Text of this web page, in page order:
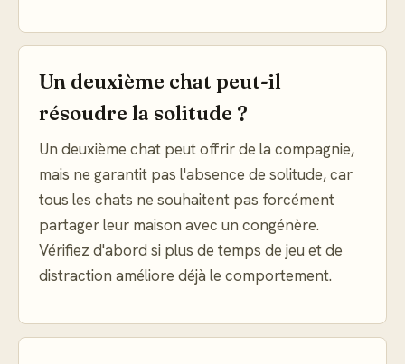
Un deuxième chat peut-il
résoudre la solitude ?
Un deuxième chat peut offrir de la compagnie,
mais ne garantit pas l'absence de solitude, car
tous les chats ne souhaitent pas forcément
partager leur maison avec un congénère.
Vérifiez d'abord si plus de temps de jeu et de
distraction améliore déjà le comportement.